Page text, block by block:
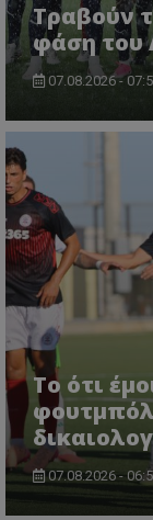
Τραβούν
φάση του
07.08.2026 -
Το ότι
07.08.2026 -